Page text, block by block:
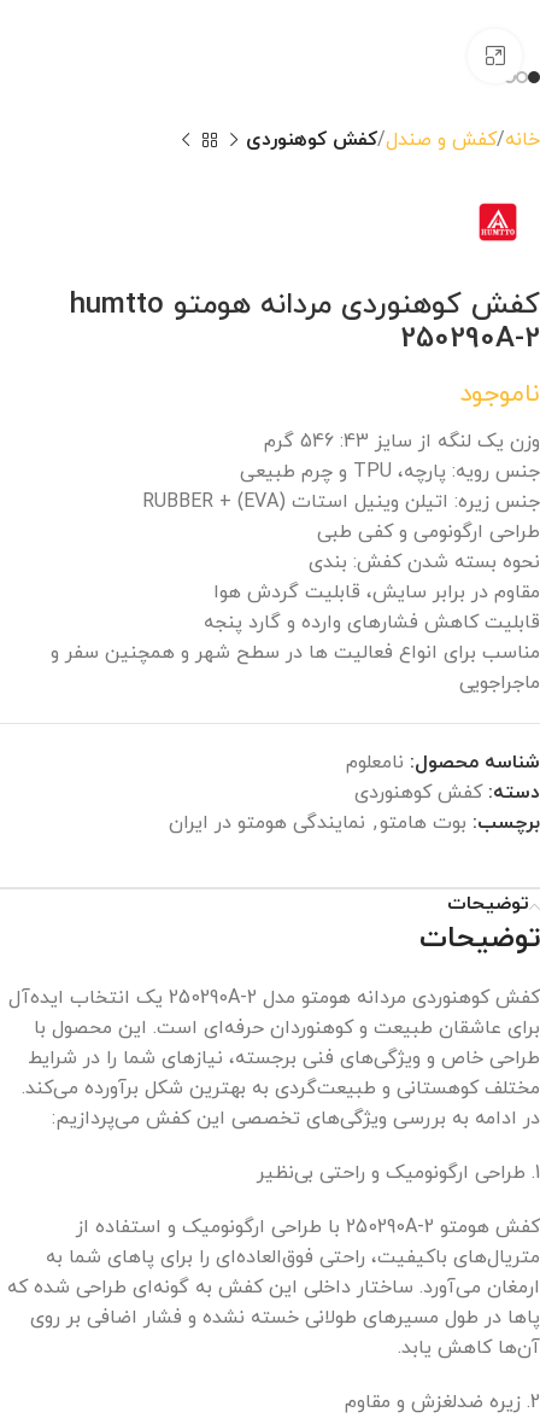
خانه کفش و صندل کفش کوهنوردی
کفش کوهنوردی مردانه هومتو humtto
250290A-2
ناموجود
وزن یک لنگه از سایز 43: 546 گرم
جنس رویه: پارچه، TPU و چرم طبیعی
جنس زیره: اتیلن وینیل استات (EVA) + RUBBER
طراحی ارگونومی و کفی طبی
نحوه بسته شدن کفش: بندی
مقاوم در برابر سایش، قابلیت گردش هوا
قابلیت کاهش فشارهای وارده و گارد پنجه
مناسب برای انواع فعالیت ها در سطح شهر و همچنین سفر و
ماجراجویی
شناسه محصول: نامعلوم
دسته: کفش کوهنوردی
برچسب: بوت هامتو, نمایندگی هومتو در ایران
توضیحات
توضیحات
کفش کوهنوردی مردانه هومتو مدل 250290A-2 یک انتخاب ایده‌آل
برای عاشقان طبیعت و کوهنوردان حرفه‌ای است. این محصول با
طراحی خاص و ویژگی‌های فنی برجسته، نیازهای شما را در شرایط
مختلف کوهستانی و طبیعت‌گردی به بهترین شکل برآورده می‌کند.
در ادامه به بررسی ویژگی‌های تخصصی این کفش می‌پردازیم:
1. طراحی ارگونومیک و راحتی بی‌نظیر
کفش هومتو 250290A-2 با طراحی ارگونومیک و استفاده از
متریال‌های باکیفیت، راحتی فوق‌العاده‌ای را برای پاهای شما به
ارمغان می‌آورد. ساختار داخلی این کفش به گونه‌ای طراحی شده که
پاها در طول مسیرهای طولانی خسته نشده و فشار اضافی بر روی
آن‌ها کاهش یابد.
2. زیره ضدلغزش و مقاوم